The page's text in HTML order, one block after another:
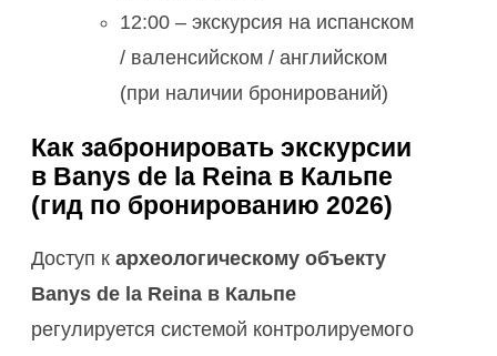
12:00 – экскурсия на испанском
/ валенсийском / английском
(при наличии бронирований)
Как забронировать экскурсии
в Banys de la Reina в Кальпе
(гид по бронированию 2026)
Доступ к археологическому объекту
Banys de la Reina в Кальпе
регулируется системой контролируемого